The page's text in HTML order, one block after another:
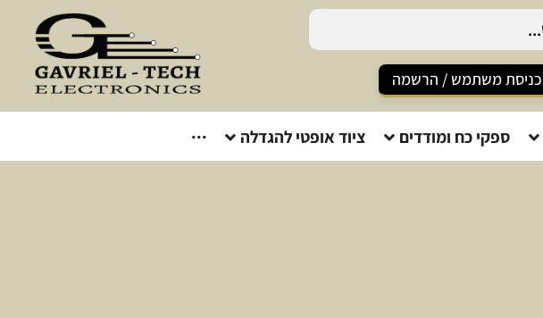
כניסת משתמש / הרשמה
ספקי כח ומודדים ציוד אופטי להגדלה ···